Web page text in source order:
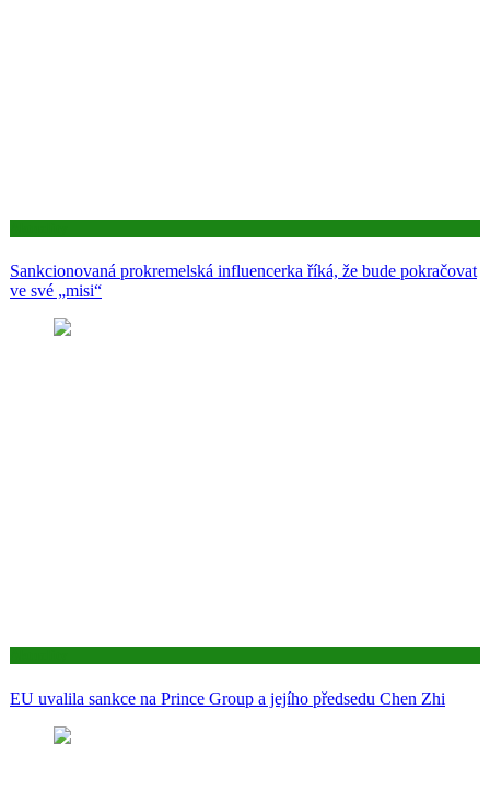
Sankcionovaná prokremelská influencerka říká, že bude pokračovat
ve své „misi“
EU uvalila sankce na Prince Group a jejího předsedu Chen Zhi